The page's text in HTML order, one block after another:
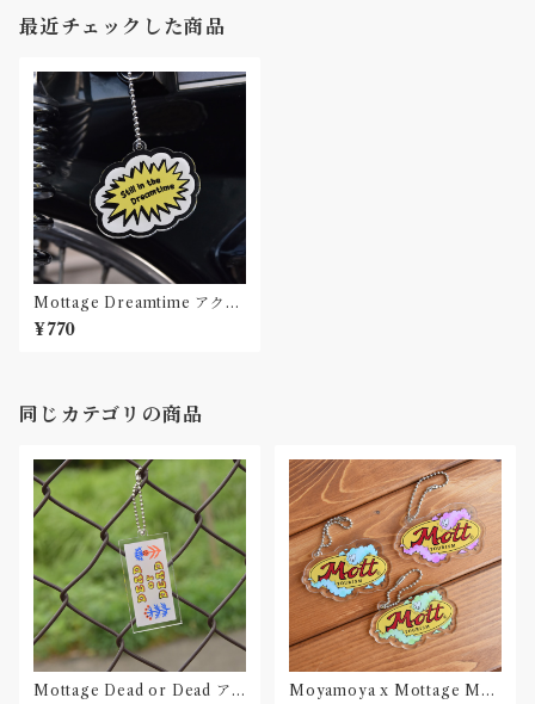
最近チェックした商品
Mottage Dreamtime アクリ
ルキーホルダー
¥770
同じカテゴリの商品
Mottage Dead or Dead ア
Moyamoya x Mottage MO